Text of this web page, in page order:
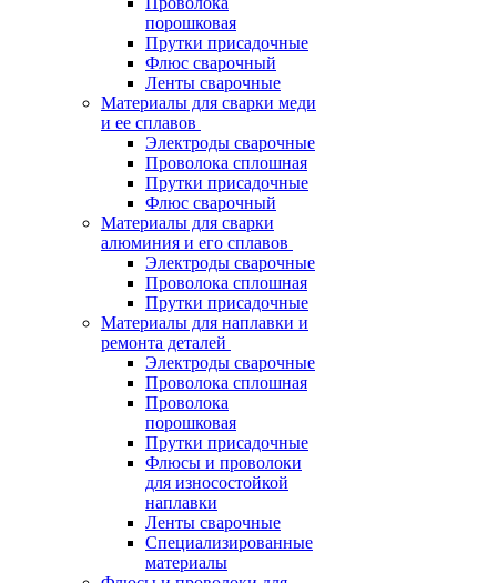
порошковая
Прутки присадочные
Флюс сварочный
Ленты сварочные
Материалы для сварки меди
и ее сплавов
Электроды сварочные
Проволока сплошная
Прутки присадочные
Флюс сварочный
Материалы для сварки
алюминия и его сплавов
Электроды сварочные
Проволока сплошная
Прутки присадочные
Материалы для наплавки и
ремонта деталей
Электроды сварочные
Проволока сплошная
Проволока
порошковая
Прутки присадочные
Флюсы и проволоки
для износостойкой
наплавки
Ленты сварочные
Специализированные
материалы